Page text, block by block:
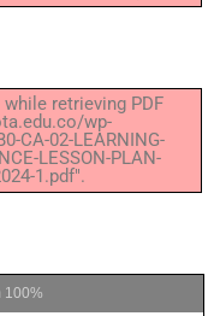
retrieving PDF
wp-
CA-02-LEARNING-
LESSON-PLAN-
1.pdf".
100%